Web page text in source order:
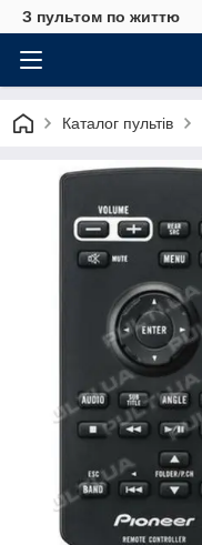
З пультом по життю
Каталог пультів